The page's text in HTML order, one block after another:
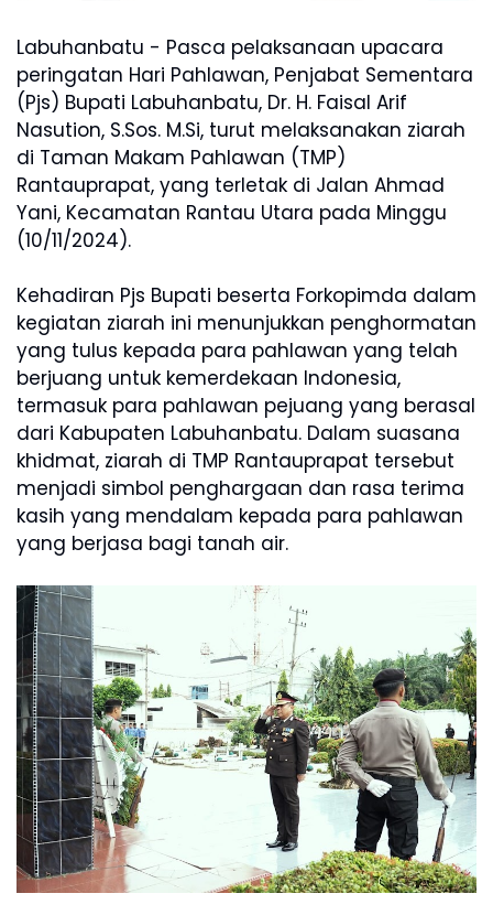
Labuhanbatu - Pasca pelaksanaan upacara
peringatan Hari Pahlawan, Penjabat Sementara
(Pjs) Bupati Labuhanbatu, Dr. H. Faisal Arif
Nasution, S.Sos. M.Si, turut melaksanakan ziarah
di Taman Makam Pahlawan (TMP)
Rantauprapat, yang terletak di Jalan Ahmad
Yani, Kecamatan Rantau Utara pada Minggu
(10/11/2024).
Kehadiran Pjs Bupati beserta Forkopimda dalam
kegiatan ziarah ini menunjukkan penghormatan
yang tulus kepada para pahlawan yang telah
berjuang untuk kemerdekaan Indonesia,
termasuk para pahlawan pejuang yang berasal
dari Kabupaten Labuhanbatu. Dalam suasana
khidmat, ziarah di TMP Rantauprapat tersebut
menjadi simbol penghargaan dan rasa terima
kasih yang mendalam kepada para pahlawan
yang berjasa bagi tanah air.